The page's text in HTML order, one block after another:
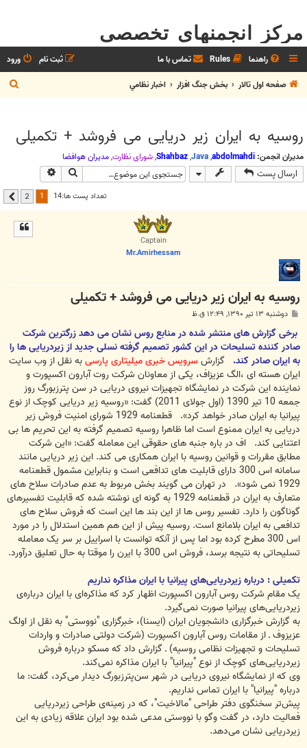
مرکز انجمنهای تخصصی
راهنما Rules تماس با ما ورود
ثبت نام
صفحه اول تالار
بخش جنگ افزار اخبار نظامي
ج
س
روسیه به ایران زیر دریایی می فروشد + تکمیلی
مدیران انجمن: abdolmahdi
,
Java
,
Shahbaz
,شوراي نظارت,مديران هوافضا
ارسال پست جستجو
تعداد پست ها:14 2 بعدی
Captain
Mr.Amirhessam
روسیه به ایران زیر دریایی می فروشد + تکمیلی
پ
ت
دوشنبه ۱۳ تیر ۱۳۹۰, ۱۲:۴۹ ق.ظ
برخی گزارش های منتشر شده در منابع روس نشان می دهد زرگترین شرکت
صادر کننده تسلیحات در این کشور تصمیم گرفته نسلی جدید از زیردریایی ها را
به ایران صادر کند.گزارش سرویس خبری میلیتاری پارسیبه نقل از وب سایت
ایران هسته ای ،الگ عزیزاف، یکی از معاونان شرکت روت آبارون اکسپورت و
نماینده این شرکت در نمایشگاه تجهیزات نیروی دریایی در سن پترزبورگ روز
جمعه 10 تیر 1390 (اول جولای 2011) گفت: «روسیه زیر دریایی کوچک از نوع
پیرانیا به ایران صادر خواهد کرد». قطعنامه 1929 شورای امنیت فروش زیر
دریایی به ایران ممنوع است اما ظاهرا روسیه تصمیم گرفته به این تحریم ها بی
اعتنایی کند. اف در باره جنبه های حقوقی این معامله گفت: «این شرکت
مطابق مقررات و قوانین روسیه با ایران همکاری می کند. این زیر دریایی مانند
سامانه اس 300 دارای قابلیت های تدافعی است و بنابراین مشمول قطعنامه
1929 نمی شود». در تهران می گویند بخش مربوط به عدم صادرات سلاح های
متعارف به ایران در قطعنامه 1929 به گونه ای نوشته شده که قابلیت تفسیرهای
گوناگون را دارد. تفسیر روس ها از این بند ها این است که فروش سلاح های
تدافعی به ایران بلامانع است. روسیه پیش از این هم همین استدلال را در مورد
اس 300 مطرح کرده بود اما پس از آنکه توانست با اسراییل بر سر یک معامله
تسلیحاتی به نتیجه برسد، فروش اس 300 با ایرن را موقتا به حال تعلیق درآورد.
تکمیلی : درباره زیردریایی‌های پیرانیا با ایران مذاکره نداریم
یک مقام شرکت روس آبارون اکسپورت اظهار کرد که مذاکره‌ای با ایران درباره‌ی
زیردریایی‌های پیرانیا صورت نمی‌گیرد.
به گزارش خبرگزاری دانشجویان ایران (ایسنا)، خبرگزاری "نووستی" به نقل از اولگ
عزیزوف ـ از مقامات روس آبارون اکسپورت (شرکت دولتی صادرات و واردات
تسلیحات و تجهیزات نظامی روسیه) ـ گزارش داد که مسکو درباره فروش
زیردریایی‌های کوچک از نوع "پیرانیا" با ایران مذاکره نمی‌کند.
وی که از نمایشگاه نیروی دریایی در شهر سن‌پترزبورگ دیدار می‌کرد، گفت: ما
درباره "پیرانیا" با ایران تماس نداریم.
پیش‌تر سخنگوی دفتر طراحی "مالاخیت"، که در زمینه‌ی طراحی زیردریایی
فعالیت دارد، در گفت وگو با نووستی مدعی شده بود ایران علاقه زیادی به این
زیردریایی نشان می‌دهد.